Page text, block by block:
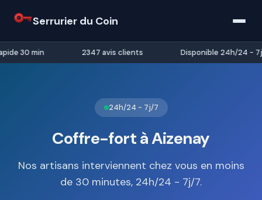
Serrurier du Coin
30 min 2347 avis clients Disponible 24h/24 - 7j/
24h/24 - 7j/7
Coffre-fort à Aizenay
Nos artisans interviennent chez vous en moins
de 30 minutes, 24h/24 - 7j/7.